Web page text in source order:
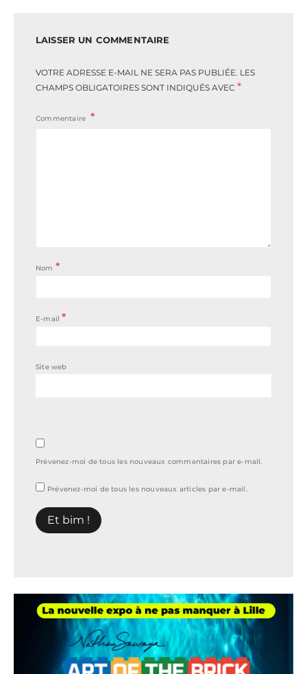
LAISSER UN COMMENTAIRE
VOTRE ADRESSE E-MAIL NE SERA PAS PUBLIÉE. LES
CHAMPS OBLIGATOIRES SONT INDIQUÉS AVEC *
Commentaire
Nom *
E-mail*
Site web
Prévenez-moi de tous les nouveaux commentaires par e-mail.
Prévenez-moi de tous les nouveaux articles par e-mail.